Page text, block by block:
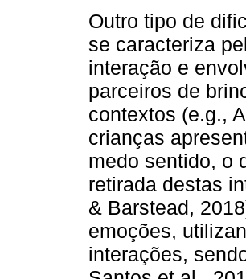
Outro tipo de
se caracteriza
interação e
parceiros de
contextos (e.g.,
crianças
medo sentido, o
retirada destas
& Barstead,
emoções,
interações,